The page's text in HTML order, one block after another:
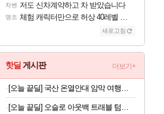
차벤 저도 신차계약하고 차 받았습니다
명조 체험 캐릭터만으로 허상 40레벨 하이와티아 5분 컷!｜에이메스·린네·모니에 명함
새로고침
핫딜 게시판 더보기+